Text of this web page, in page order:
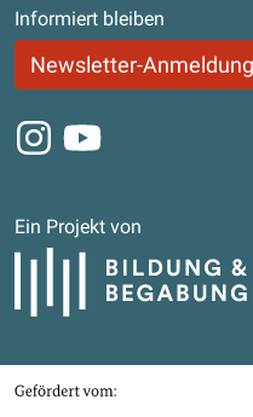
Informiert bleiben
Newsletter-Anmeldung
Instagram
Youtube
Ein Projekt von
Bildung und Begabung
Gefördert von
Bundesministerium für Bildung,